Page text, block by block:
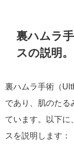
裏ハムラ
スの説明。
裏ハムラ手術（
であり、肌のたる
ています。以下に
スを説明します：